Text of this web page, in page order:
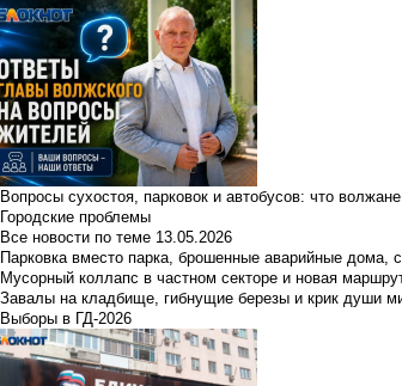
Вопросы сухостоя, парковок и автобусов: что
Городские проблемы
Все новости по теме 13.05.2026
Парковка вместо парка, брошенные аварийные
Мусорный коллапс в частном секторе и новая
Завалы на кладбище, гибнущие березы и крик души
Выборы в ГД-2026